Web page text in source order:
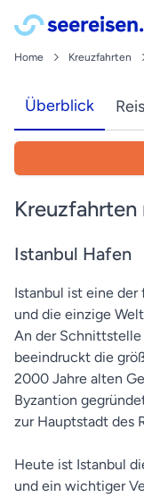
Home Kreuzfahrten
Überblick
Kreuzfahrten
Istanbul Hafen
Istanbul ist eine
und die einzige
An der Schnittstelle
beeindruckt die
2000 Jahre alten
Byzantion
zur Hauptstadt des
Heute ist Istanbul
und ein wichtiger